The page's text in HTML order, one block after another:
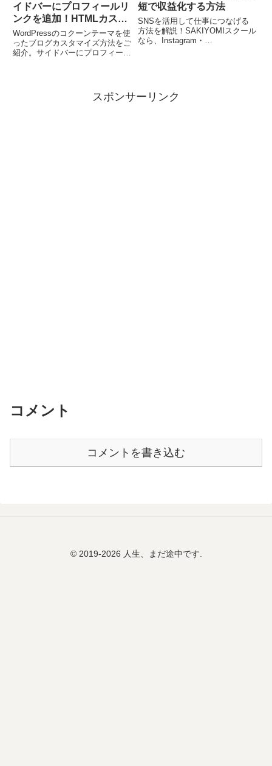
イドバーにプロフィールリ
ンクを追加！HTMLカスタ
マイズの手順を解説
WordPressのコクーンテーマを使
ったブログカスタマイズ方法をご
紹介。サイドバーにプロフィール
のリンクを簡単に設定する方法を
短で収益化する方法
SNSを活用して仕事につなげる
方法を解説！SAKIYOMIスクール
なら、Instagram・
広げよう！
スポンサーリンク
コメント
コメントを書き込む
© 2019-2026 人生、まだ途中です.